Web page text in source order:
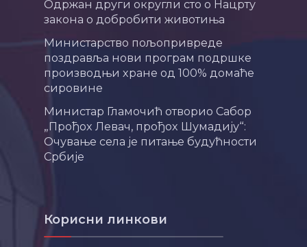
Одржан други округли сто о Нацрту
закона о добробити животиња
Министарство пољопривреде
поздравља нови програм подршке
производњи хране од 100% домаће
сировине
Министар Гламочић отворио Сабор
„Прођох Левач, прођох Шумадију“:
Очување села је питање будућности
Србије
Корисни линкови